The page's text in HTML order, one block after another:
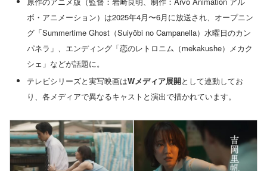
ボ・アニメーション）は2025年4月〜6月に放送され、オープニン
グ「Summertime Ghost（Suiyōbi no Campanella）水曜日のカン
パネラ」、エンディング「恋のレトロニム（mekakushe）メカク
シェ」などが話題に。
テレビシリーズと実写映画はWメディア展開として連動してお
り、各メディアで異なるキャストと演出で描かれています。